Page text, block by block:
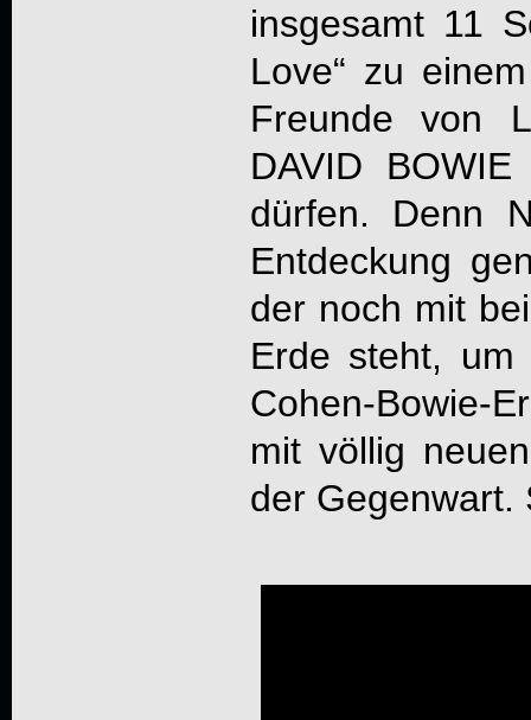
insgesamt 11
Love“ zu
Freunde von
DAVID
dürfen. Denn
Entdeckung
der noch mit
Erde steht,
Cohen-Bowie-
mit völlig
der Gegenwart.